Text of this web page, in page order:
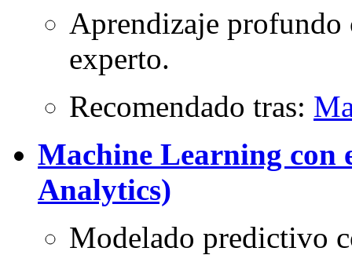
Aprendizaje profundo
experto.
Recomendado tras:
Machine Learning con
Analytics)
Modelado predictivo